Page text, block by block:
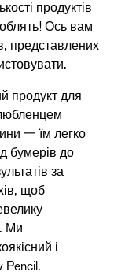
продуктів
Ось вам
представлених
продукт для
一 їм легко
бумерів до
за
щоб
Ми
і
Pencil .